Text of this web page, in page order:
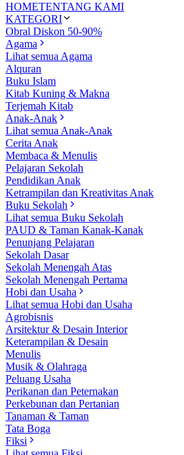
HOMETENTANG KAMI
KATEGORI
Obral Diskon 50-90%
Agama
Lihat semua Agama
Alquran
Buku Islam
Kitab Kuning & Makna
Terjemah Kitab
Anak-Anak
Lihat semua Anak-Anak
Cerita Anak
Membaca & Menulis
Pelajaran Sekolah
Pendidikan Anak
Ketrampilan dan Kreativitas Anak
Buku Sekolah
Lihat semua Buku Sekolah
PAUD & Taman Kanak-Kanak
Penunjang Pelajaran
Sekolah Dasar
Sekolah Menengah Atas
Sekolah Menengah Pertama
Hobi dan Usaha
Lihat semua Hobi dan Usaha
Agrobisnis
Arsitektur & Desain Interior
Keterampilan & Desain
Menulis
Musik & Olahraga
Peluang Usaha
Perikanan dan Peternakan
Perkebunan dan Pertanian
Tanaman & Taman
Tata Boga
Fiksi